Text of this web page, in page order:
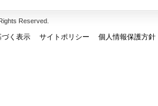
Reserved.
づく表示 サイトポリシー
個人情報保護方針